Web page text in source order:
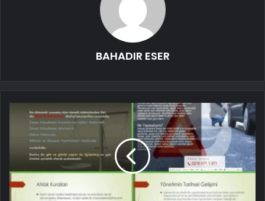
BAHADIR ESER